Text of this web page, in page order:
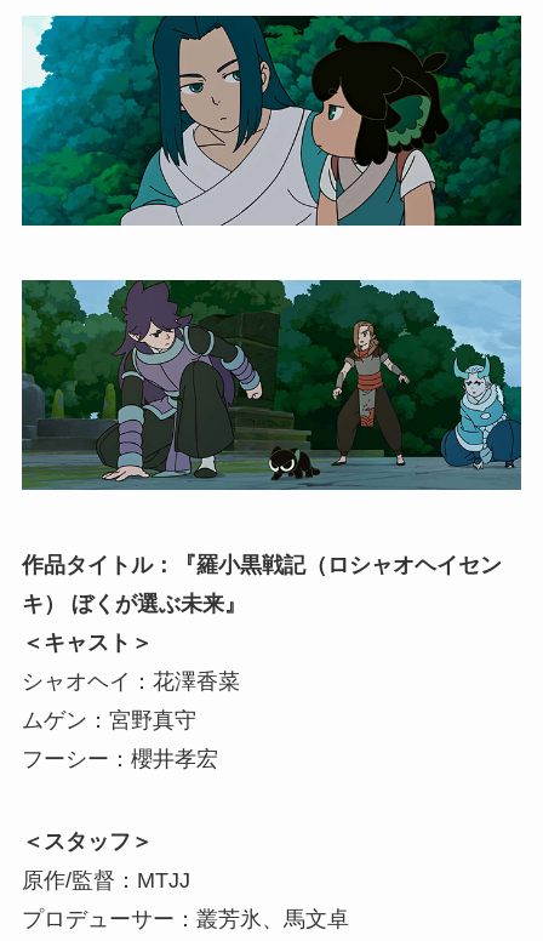
作品タイトル：『羅小黒戦記（ロシャオヘイセン
キ） ぼくが選ぶ未来』
＜キャスト＞
シャオヘイ：花澤香菜
ムゲン：宮野真守
フーシー：櫻井孝宏
＜スタッフ＞
原作/監督：MTJJ
プロデューサー：叢芳氷、馬文卓